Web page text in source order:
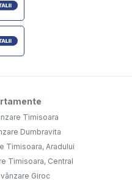
Timisoara
Dumbravita
Timisoara, Aradului
Timisoara, Central
Giroc